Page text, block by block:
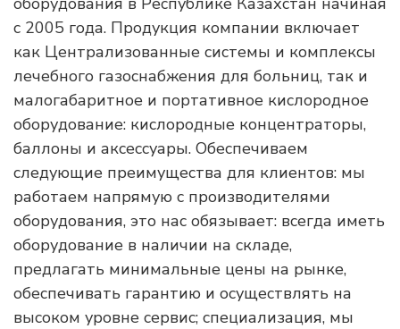
с 2005 года. Продукция компании включает
как Централизованные системы и комплексы
лечебного газоснабжения для больниц, так и
малогабаритное и портативное кислородное
оборудование: кислородные концентраторы,
баллоны и аксессуары. Обеспечиваем
следующие преимущества для клиентов: мы
работаем напрямую с производителями
оборудования, это нас обязывает: всегда иметь
оборудование в наличии на складе,
предлагать минимальные цены на рынке,
обеспечивать гарантию и осуществлять на
высоком уровне сервис; специализация, мы